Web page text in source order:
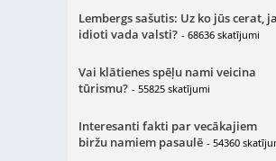
Lembergs sašutis: Uz ko jūs cerat, ja
idioti vada valsti? - 68636 skatījumi
Vai klātienes spēļu nami veicina
tūrismu? - 55825 skatījumi
Interesanti fakti par vecākajiem
biržu namiem pasaulē - 54360